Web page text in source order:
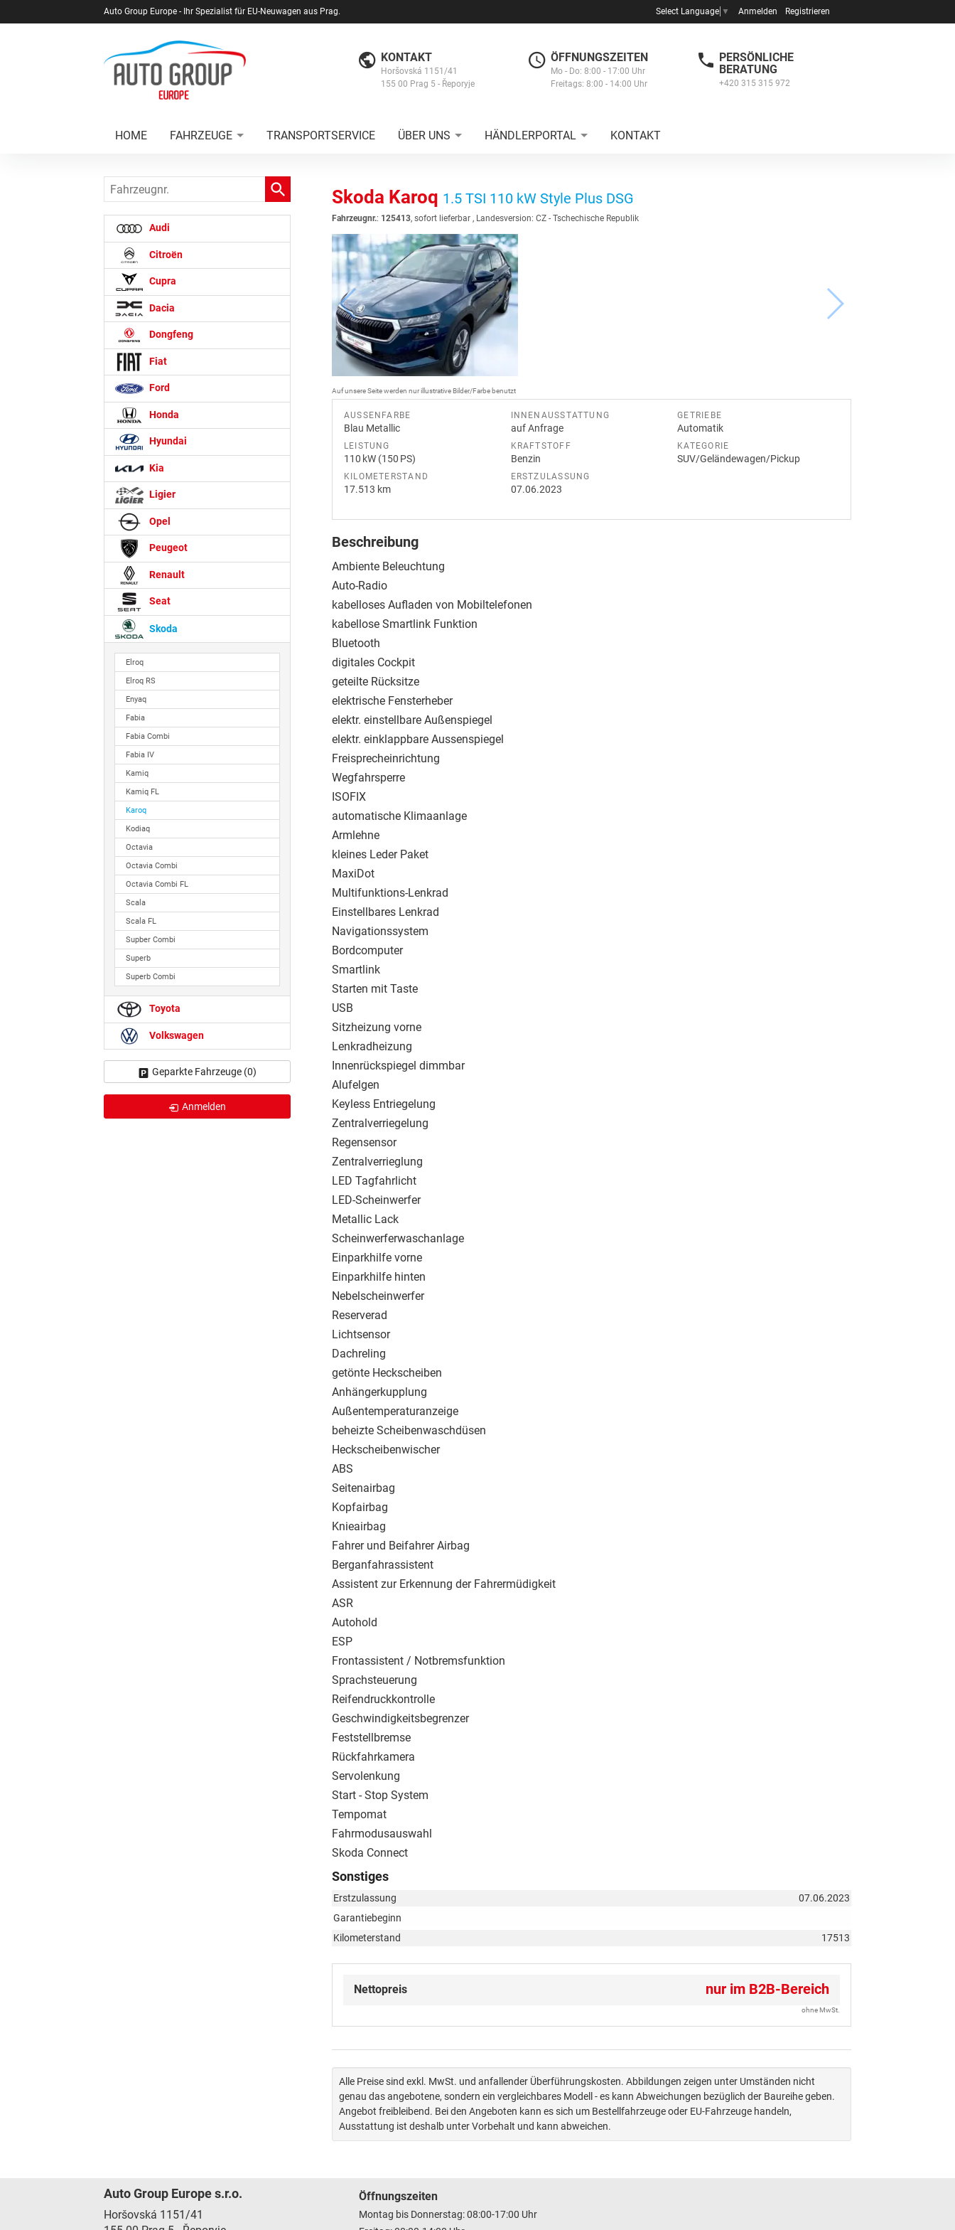
Auto Group Europe - Ihr Spezialist für EU-Neuwagen aus Prag. Anmelden Registrieren
Select Language ▼
KONTAKT
Horšovská 1151/41
155 00 Prag 5 - Řeporyje
ÖFFNUNGSZEITEN
Mo - Do: 8:00 - 17:00 Uhr
Freitags: 8:00 - 14:00 Uhr
PERSÖNLICHE
BERATUNG
+420 315 315 972
HOME FAHRZEUGE TRANSPORTSERVICE ÜBER UNS HÄNDLERPORTAL KONTAKT
Skoda Karoq 1.5 TSI 110 kW Style Plus DSG
Fahrzeugnr.: 125413, sofort lieferbar, Landesversion: CZ - Tschechische Republik
Auf unsere Seite werden nur illustrative Bilder/Farbe benutzt
AUSSENFARBE
Blau Metallic
INNENAUSSTATTUNG
auf Anfrage
GETRIEBE
Automatik
LEISTUNG
110 kW (150 PS)
KRAFTSTOFF
Benzin
KATEGORIE
SUV/Geländewagen/Pickup
KILOMETERSTAND
17.513 km
ERSTZULASSUNG
07.06.2023
Beschreibung
Ambiente Beleuchtung
Auto-Radio
kabelloses Aufladen von Mobiltelefonen
kabellose Smartlink Funktion
Bluetooth
digitales Cockpit
geteilte Rücksitze
elektrische Fensterheber
elektr. einstellbare Außenspiegel
elektr. einklappbare Aussenspiegel
Freisprecheinrichtung
Wegfahrsperre
ISOFIX
automatische Klimaanlage
Armlehne
kleines Leder Paket
MaxiDot
Multifunktions-Lenkrad
Einstellbares Lenkrad
Navigationssystem
Bordcomputer
Smartlink
Starten mit Taste
USB
Sitzheizung vorne
Lenkradheizung
Innenrückspiegel dimmbar
Alufelgen
Keyless Entriegelung
Zentralverriegelung
Regensensor
Zentralverrieglung
LED Tagfahrlicht
LED-Scheinwerfer
Metallic Lack
Scheinwerferwaschanlage
Einparkhilfe vorne
Einparkhilfe hinten
Nebelscheinwerfer
Reserverad
Lichtsensor
Dachreling
getönte Heckscheiben
Anhängerkupplung
Außentemperaturanzeige
beheizte Scheibenwaschdüsen
Heckscheibenwischer
ABS
Seitenairbag
Kopfairbag
Knieairbag
Fahrer und Beifahrer Airbag
Berganfahrassistent
Assistent zur Erkennung der Fahrermüdigkeit
ASR
Autohold
ESP
Frontassistent / Notbremsfunktion
Sprachsteuerung
Reifendruckkontrolle
Geschwindigkeitsbegrenzer
Feststellbremse
Rückfahrkamera
Servolenkung
Start - Stop System
Tempomat
Fahrmodusauswahl
Skoda Connect
Sonstiges
Erstzulassung
07.06.2023
Garantiebeginn
Kilometerstand
17513
Nettopreis nur im B2B-Bereich
ohne MwSt.
Alle Preise sind exkl. MwSt. und anfallender Überführungskosten. Abbildungen zeigen unter Umständen nicht
genau das angebotene, sondern ein vergleichbares Modell - es kann Abweichungen bezüglich der Baureihe geben.
Angebot freibleibend. Bei den Angeboten kann es sich um Bestellfahrzeuge oder EU-Fahrzeuge handeln,
Ausstattung ist deshalb unter Vorbehalt und kann abweichen.
Fahrzeugnr.
Audi
Citroën
Cupra
Dacia
Dongfeng
Fiat
Ford
Honda
Hyundai
Kia
Ligier
Opel
Peugeot
Renault
Seat
Skoda
Elroq
Elroq RS
Enyaq
Fabia
Fabia Combi
Fabia IV
Kamiq
Kamiq FL
Karoq
Kodiaq
Octavia
Octavia Combi
Octavia Combi FL
Scala
Scala FL
Supber Combi
Superb
Superb Combi
Toyota
Volkswagen
Geparkte Fahrzeuge (0)
Anmelden
Auto Group Europe s.r.o.
Horšovská 1151/41
Öffnungszeiten
Montag bis Donnerstag: 08:00-17:00 Uhr